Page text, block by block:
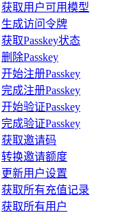
获取用户可用模型
生成访问令牌
获取Passkey状态
删除Passkey
开始注册Passkey
完成注册Passkey
开始验证Passkey
完成验证Passkey
获取邀请码
转换邀请额度
更新用户设置
获取所有充值记录
获取所有用户